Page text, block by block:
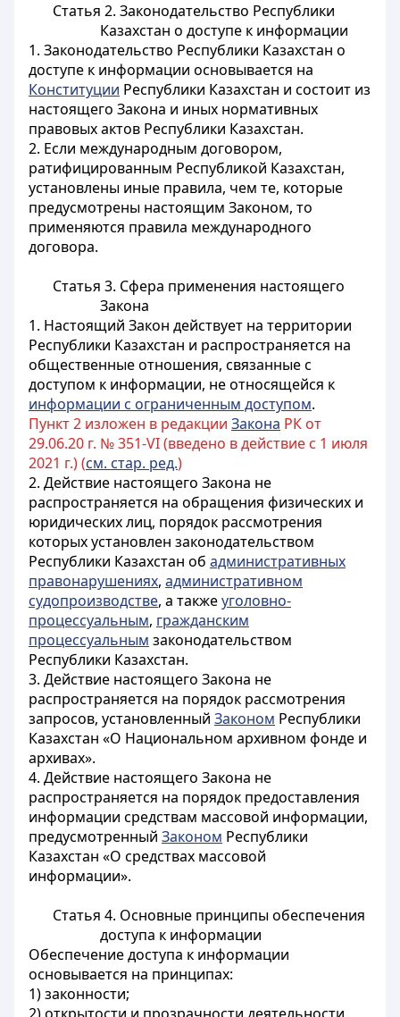
Статья 2. Законодательство Республики
Казахстан о доступе к информации
1. Законодательство Республики Казахстан о
доступе к информации основывается на
Конституции Республики Казахстан и состоит из
настоящего Закона и иных нормативных
правовых актов Республики Казахстан.
2. Если международным договором,
ратифицированным Республикой Казахстан,
установлены иные правила, чем те, которые
предусмотрены настоящим Законом, то
применяются правила международного
договора.
Статья 3. Сфера применения настоящего
Закона
1. Настоящий Закон действует на территории
Республики Казахстан и распространяется на
общественные отношения, связанные с
доступом к информации, не относящейся к
информации с ограниченным доступом.
Пункт 2 изложен в редакции Закона РК от
29.06.20 г. № 351-VI (введено в действие с 1 июля
2021 г.) (см. стар. ред.)
2. Действие настоящего Закона не
распространяется на обращения физических и
юридических лиц, порядок рассмотрения
которых установлен законодательством
Республики Казахстан об административных
правонарушениях, административном
судопроизводстве, а такжеуголовно-
процессуальным, гражданским
процессуальным законодательством
Республики Казахстан.
3. Действие настоящего Закона не
распространяется на порядок рассмотрения
запросов, установленный Законом Республики
Казахстан «О Национальном архивном фонде и
архивах».
4. Действие настоящего Закона не
распространяется на порядок предоставления
информации средствам массовой информации,
предусмотренный Законом Республики
Казахстан «О средствах массовой
информации».
Статья 4. Основные принципы обеспечения
доступа к информации
Обеспечение доступа к информации
основывается на принципах:
1) законности;